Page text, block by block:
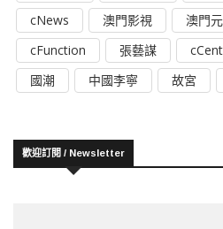
cNews
澳門影視 澳門
cFunction
張藝謀
國潮
中國李寧 故宮
歡迎訂閱 / Newsletter